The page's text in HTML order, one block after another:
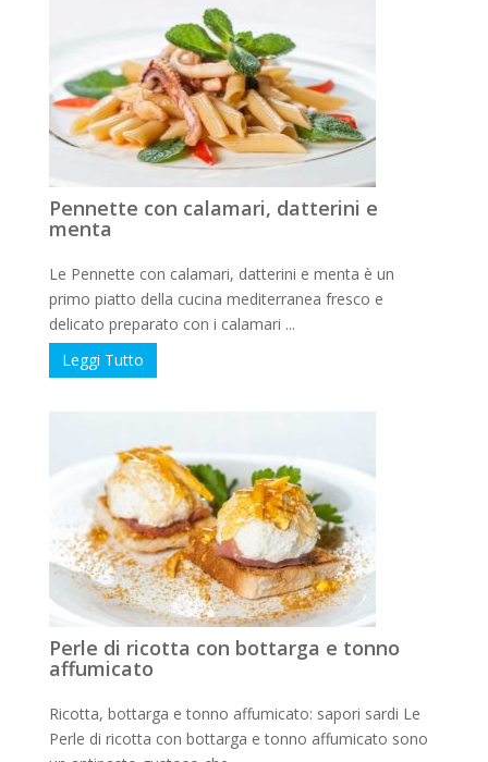
Pennette con calamari, datterini e
menta
Le Pennette con calamari, datterini e menta è un
primo piatto della cucina mediterranea fresco e
delicato preparato con i calamari ...
Leggi Tutto
Perle di ricotta con bottarga e tonno
affumicato
Ricotta, bottarga e tonno affumicato: sapori sardi Le
Perle di ricotta con bottarga e tonno affumicato sono